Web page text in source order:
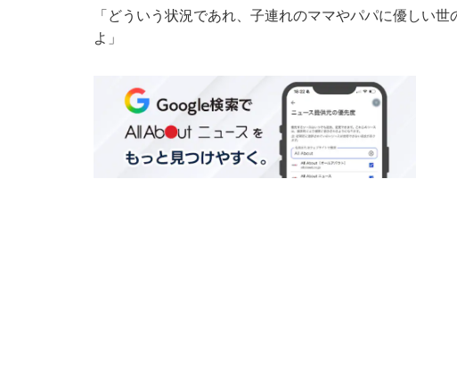
「どういう状況であれ、子連れのママやパパに優しい
よ」